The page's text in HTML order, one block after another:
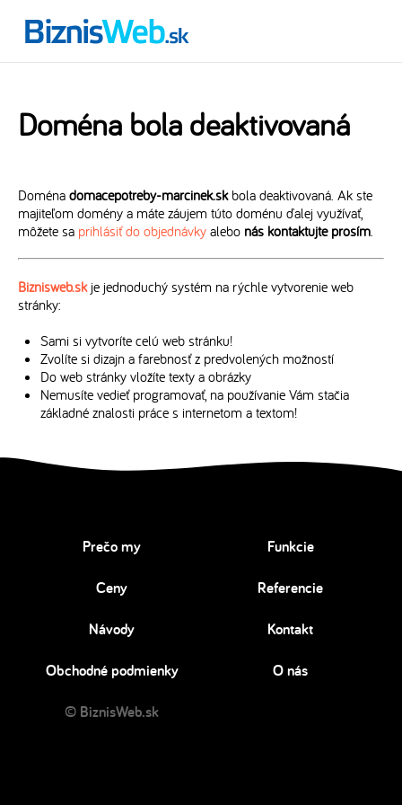
Doména bola deaktivovaná
Doména domacepotreby-marcinek.skbola deaktivovaná. Ak ste
majiteľom domény a máte záujem túto doménu ďalej využívať,
môžete sa prihlásiť do objednávky alebo nás kontaktujte prosím.
Biznisweb.skje jednoduchý systém na rýchle vytvorenie web
stránky:
Sami si vytvoríte celú web stránku!
Zvolíte si dizajn a farebnosť z predvolených možností
Do web stránky vložíte texty a obrázky
Nemusíte vedieť programovať, na používanie Vám stačia
základné znalosti práce s internetom a textom!
Prečo my Funkcie
Ceny Referencie
Návody Kontakt
Obchodné podmienky O nás
© BiznisWeb.sk